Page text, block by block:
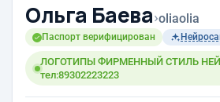
Ольга Баева›oliaolia
Паспорт верифицирован
ЛОГОТИПЫ ФИРМЕННЫЙ СТИЛЬ
тел:89302223223